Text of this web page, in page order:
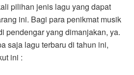
pilihan jenis lagu yang dapat
ini. Bagi para penikmat musik
pendengar yang dimanjakan, ya.
saja lagu terbaru di tahun ini,
ini :